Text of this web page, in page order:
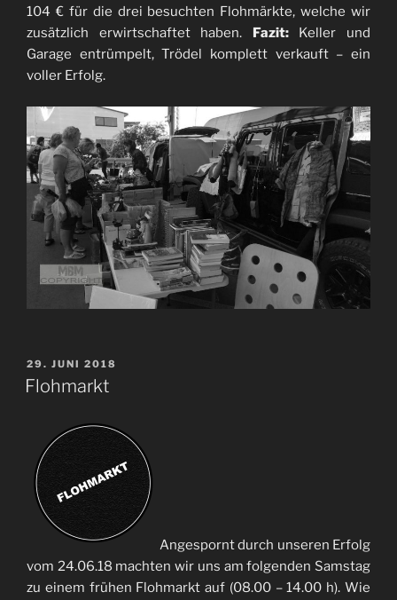
104 € für die drei besuchten Flohmärkte, welche wir
zusätzlich erwirtschaftet haben. Fazit:Keller und
Garage entrümpelt, Trödel komplett verkauft – ein
voller Erfolg.
VERÖFFENTLICHT
AM
29. JUNI 2018
Flohmarkt
Angespornt durch unseren Erfolg
vom 24.06.18 machten wir uns am folgenden Samstag
zu einem frühen Flohmarkt auf (08.00 – 14.00 h). Wie